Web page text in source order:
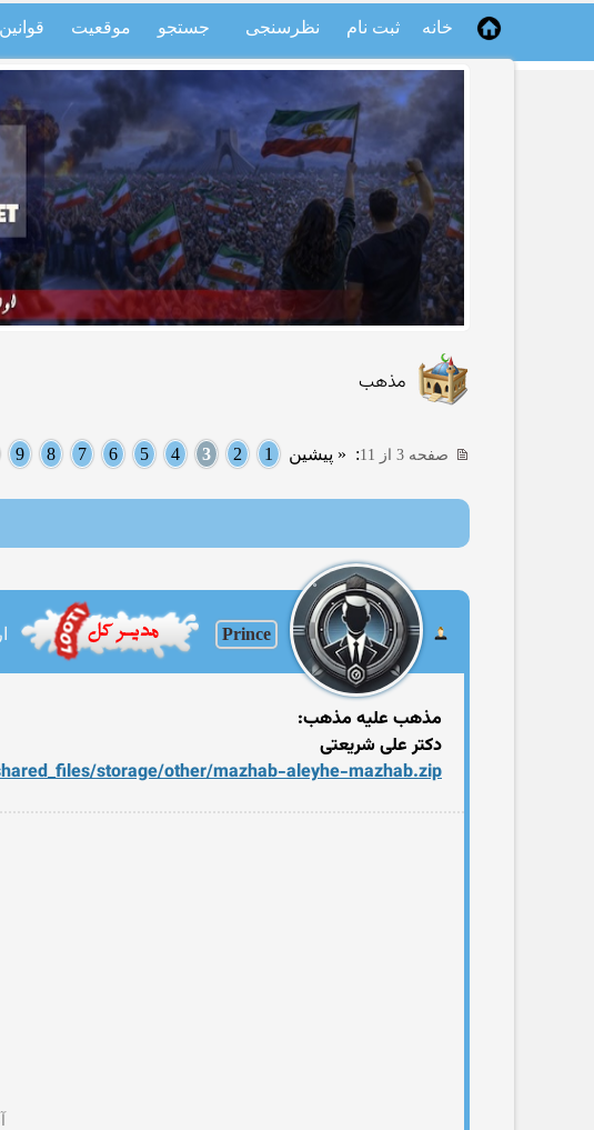
خانه ثبت نام نظرسنجی جستجو موقعیت قوانین
مذهب
صفحه 3 از 11 : « پیشین 1
2
3
4
5
6
7
8
9
Prince
مذهب علیه مذهب:
دکتر علی شریعتی
storage/other/mazhab-aleyhe-mazhab.zip